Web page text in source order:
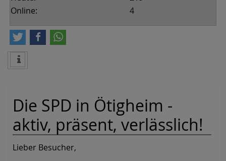
Online:
4
tweet
Die SPD in Ötigheim -
aktiv, präsent, verlässlich!
Lieber Besucher,